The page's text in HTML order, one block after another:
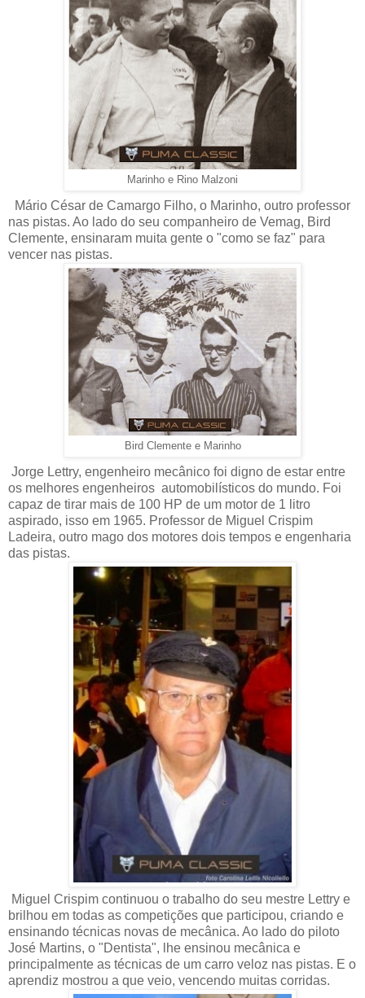
Marinho e Rino Malzoni
Mário César de Camargo Filho, o Marinho, outro professor
nas pistas. Ao lado do seu companheiro de Vemag, Bird
Clemente, ensinaram muita gente o "como se faz" para
vencer nas pistas.
Bird Clemente e Marinho
Jorge Lettry, engenheiro mecânico foi digno de estar entre
os melhores engenheiros automobilísticos do mundo. Foi
capaz de tirar mais de 100 HP de um motor de 1 litro
aspirado, isso em 1965. Professor de Miguel Crispim
Ladeira, outro mago dos motores dois tempos e engenharia
das pistas.
Miguel Crispim continuou o trabalho do seu mestre Lettry e
brilhou em todas as competições que participou, criando e
ensinando técnicas novas de mecânica. Ao lado do piloto
José Martins, o "Dentista", lhe ensinou mecânica e
principalmente as técnicas de um carro veloz nas pistas. E o
aprendiz mostrou a que veio, vencendo muitas corridas.